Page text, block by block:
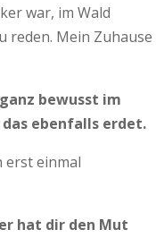
war, im Wald
reden. Mein Zuhause
bewusst im
ebenfalls erdet.
erst einmal
hat dir den Mut